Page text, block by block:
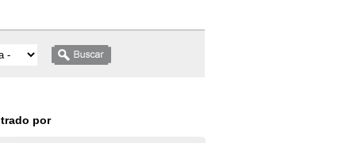
por